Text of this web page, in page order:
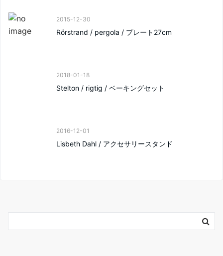
2015-12-30
Rörstrand / pergola / プレート27cm
2018-01-18
Stelton / rigtig / ベーキングセット
2016-12-01
Lisbeth Dahl / アクセサリースタンド